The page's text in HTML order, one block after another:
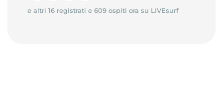
e altri 16 registrati e 609 ospiti ora su LIVEsurf